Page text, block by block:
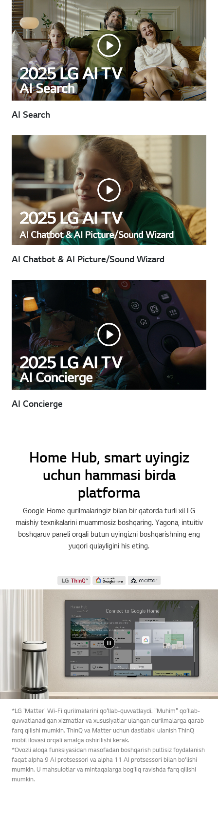
AI Search
AI Chatbot & AI Picture/Sound Wizard
AI Concierge
Home Hub, smart uyingiz
uchun hammasi birda
platforma
Google Home qurilmalaringiz bilan bir qatorda turli xil LG
maishiy texnikalarini muammosiz boshqaring. Yagona, intuitiv
boshqaruv paneli orqali butun uyingizni boshqarishning eng
yuqori qulayligini his eting.
*LG 'Matter' Wi-Fi qurilmalarini qo‘llab-quvvatlaydi. "Muhim" qo‘llab-
quvvatlanadigan xizmatlar va xususiyatlar ulangan qurilmalarga qarab
farq qilishi mumkin. ThinQ va Matter uchun dastlabki ulanish ThinQ
mobil ilovasi orqali amalga oshirilishi kerak.
*Ovozli aloqa funksiyasidan masofadan boshqarish pultisiz foydalanish
faqat alpha 9 AI protsessori va alpha 11 AI protsessori bilan bo‘lishi
mumkin. U mahsulotlar va mintaqalarga bog‘liq ravishda farq qilishi
mumkin.